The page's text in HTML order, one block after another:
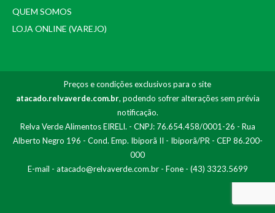
QUEM SOMOS
LOJA ONLINE (VAREJO)
Preços e condições exclusivos para o site
atacado.relvaverde.com.br, podendo sofrer alterações sem prévia
notificação.
Relva Verde Alimentos EIRELI. - CNPJ: 76.654.458/0001-26 - Rua
Alberto Negro 196 - Cond. Emp. Ibiporã II - Ibiporã/PR - CEP 86.200-
000
E-mail - atacado@relvaverde.com.br- Fone - (43) 3323.5699